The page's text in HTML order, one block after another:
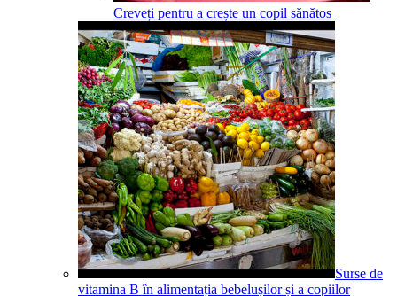
Creveți pentru a crește un copil sănătos
Surse de
vitamina B în alimentația bebelușilor și a copiilor